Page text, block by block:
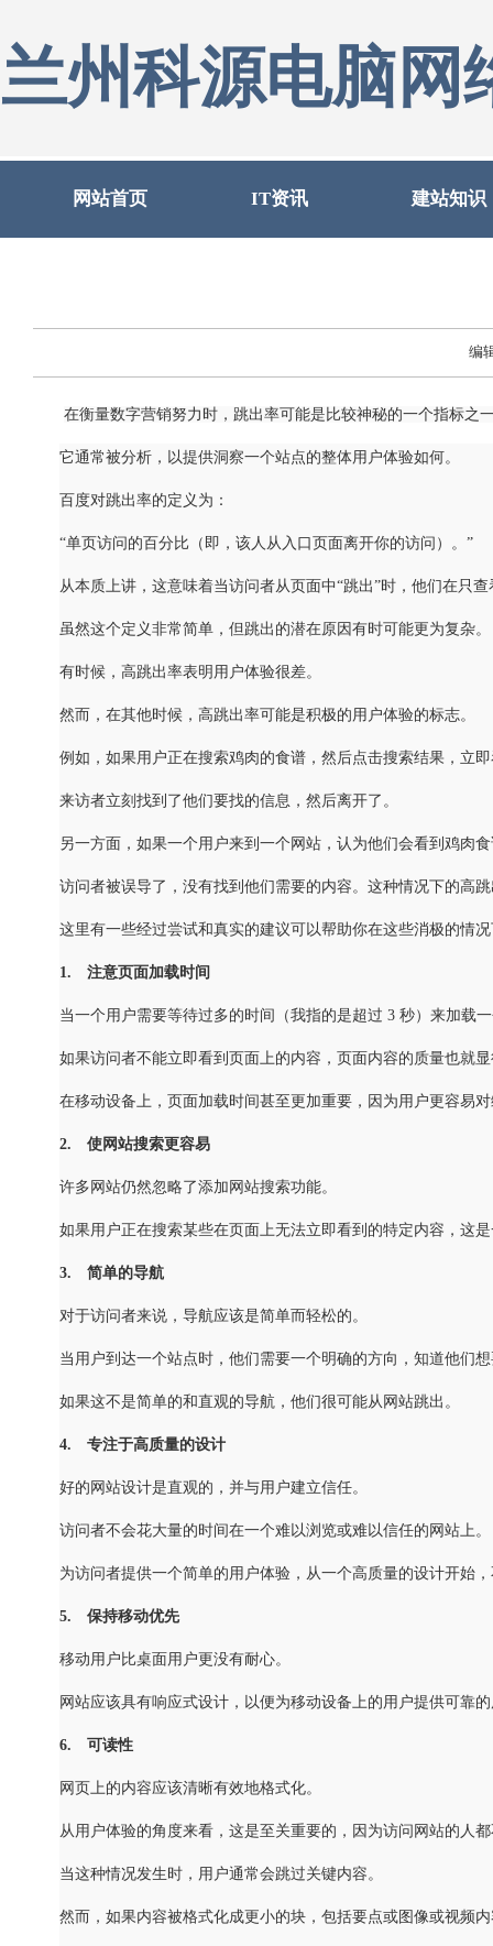
兰州科源电脑网
网站首页 IT资讯 建站知识
编
在衡量数字营销努力时，跳出率可能是比较神秘的一个指标之
它通常被分析，以提供洞察一个站点的整体用户体验如何。
百度对跳出率的定义为：
“单页访问的百分比（即，该人从入口页面离开你的访问）。”
从本质上讲，这意味着当访问者从页面中“跳出”时，他们在只
虽然这个定义非常简单，但跳出的潜在原因有时可能更为复杂。
有时候，高跳出率表明用户体验很差。
然而，在其他时候，高跳出率可能是积极的用户体验的标志。
例如，如果用户正在搜索鸡肉的食谱，然后点击搜索结果，立
来访者立刻找到了他们要找的信息，然后离开了。
另一方面，如果一个用户来到一个网站，认为他们会看到鸡肉
访问者被误导了，没有找到他们需要的内容。这种情况下的高
这里有一些经过尝试和真实的建议可以帮助你在这些消极的情
1. 注意页面加载时间
当一个用户需要等待过多的时间（我指的是超过 3 秒）来加载
如果访问者不能立即看到页面上的内容，页面内容的质量也就
在移动设备上，页面加载时间甚至更加重要，因为用户更容易
2. 使网站搜索更容易
许多网站仍然忽略了添加网站搜索功能。
如果用户正在搜索某些在页面上无法立即看到的特定内容，这
3. 简单的导航
对于访问者来说，导航应该是简单而轻松的。
当用户到达一个站点时，他们需要一个明确的方向，知道他们
如果这不是简单的和直观的导航，他们很可能从网站跳出。
4. 专注于高质量的设计
好的网站设计是直观的，并与用户建立信任。
访问者不会花大量的时间在一个难以浏览或难以信任的网站上。
为访问者提供一个简单的用户体验，从一个高质量的设计开始
5. 保持移动优先
移动用户比桌面用户更没有耐心。
网站应该具有响应式设计，以便为移动设备上的用户提供可靠
6. 可读性
网页上的内容应该清晰有效地格式化。
从用户体验的角度来看，这是至关重要的，因为访问网站的人
当这种情况发生时，用户通常会跳过关键内容。
然而，如果内容被格式化成更小的块，包括要点或图像或视频